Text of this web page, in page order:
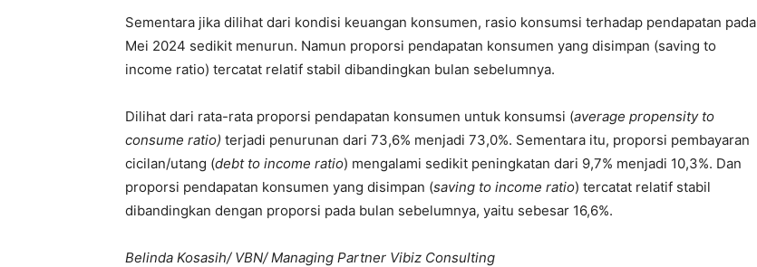
Sementara jika dilihat dari kondisi keuangan konsumen, rasio konsumsi terhadap pendapatan pada
Mei 2024 sedikit menurun. Namun proporsi pendapatan konsumen yang disimpan (saving to
income ratio) tercatat relatif stabil dibandingkan bulan sebelumnya.
Dilihat dari rata-rata proporsi pendapatan konsumen untuk konsumsi (average propensity to
consume ratio) terjadi penurunan dari 73,6% menjadi 73,0%. Sementara itu, proporsi pembayaran
cicilan/utang (debt to income ratio) mengalami sedikit peningkatan dari 9,7% menjadi 10,3%. Dan
proporsi pendapatan konsumen yang disimpan (saving to income ratio) tercatat relatif stabil
dibandingkan dengan proporsi pada bulan sebelumnya, yaitu sebesar 16,6%.
Belinda Kosasih/ VBN/ Managing Partner Vibiz Consulting